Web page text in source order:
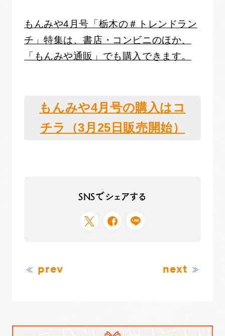
もんみや4月号「栃木の＃トレンドラン
チ」特集は、書店・コンビニのほか、
「もんみや通販」でも購入できます。
もんみや4月号の購入はコ
チラ（3月25日販売開始）
SNSでシェアする
prev next